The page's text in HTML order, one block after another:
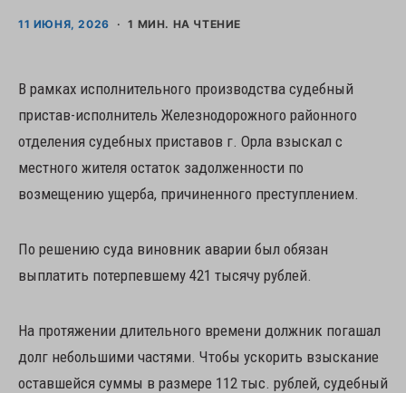
11 ИЮНЯ, 2026 1 МИН. НА ЧТЕНИЕ
В рамках исполнительного производства судебный
пристав-исполнитель Железнодорожного районного
отделения судебных приставов г. Орла взыскал с
местного жителя остаток задолженности по
возмещению ущерба, причиненного преступлением.
По решению суда виновник аварии был обязан
выплатить потерпевшему 421 тысячу рублей.
На протяжении длительного времени должник погашал
долг небольшими частями. Чтобы ускорить взыскание
оставшейся суммы в размере 112 тыс. рублей, судебный